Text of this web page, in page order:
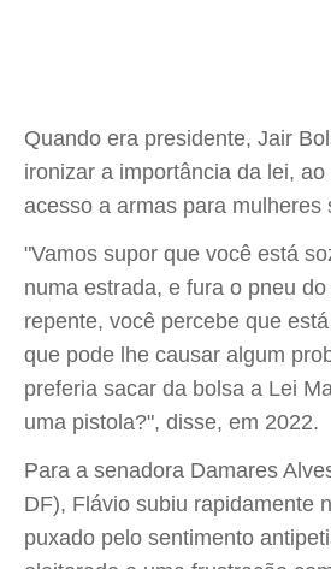
Quando era presidente, Jair
ironizar a importância da lei,
acesso a armas para mulheres
"Vamos supor que você está
numa estrada, e fura o pneu
repente, você percebe que
que pode lhe causar algum
preferia sacar da bolsa a Lei
uma pistola?", disse, em 2022.
Para a senadora Damares
DF), Flávio subiu rapidamente
puxado pelo sentimento